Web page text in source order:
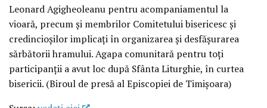
Leonard Agigheoleanu pentru acompaniamentul la
vioară, precum și membrilor Comitetului bisericesc și
credincioșilor implicați în organizarea și desfășurarea
sărbătorii hramului. Agapa comunitară pentru toți
participanții a avut loc după Sfânta Liturghie, în curtea
bisericii. (Biroul de presă al Episcopiei de Timișoara)